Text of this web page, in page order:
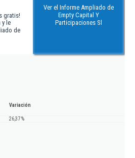
gratis!
y le
de
Ver el Informe Ampliado de
Empty Capital Y
Participaciones Sl
Variación
26,37 %